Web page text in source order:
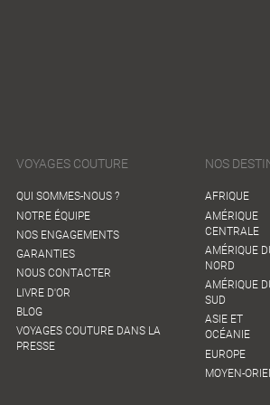
VOYAGES COUTURE
QUI SOMMES-NOUS ?
NOTRE ÉQUIPE
NOS ENGAGEMENTS
GARANTIES
NOUS CONTACTER
LIVRE D'OR
BLOG
VOYAGES COUTURE DANS LA
PRESSE
NOS
AFRIQUE
AMÉRIQUE
CENTRALE
AMÉRIQUE
NORD
AMÉRIQUE
SUD
ASIE ET
OCÉANIE
EUROPE
MOYEN-